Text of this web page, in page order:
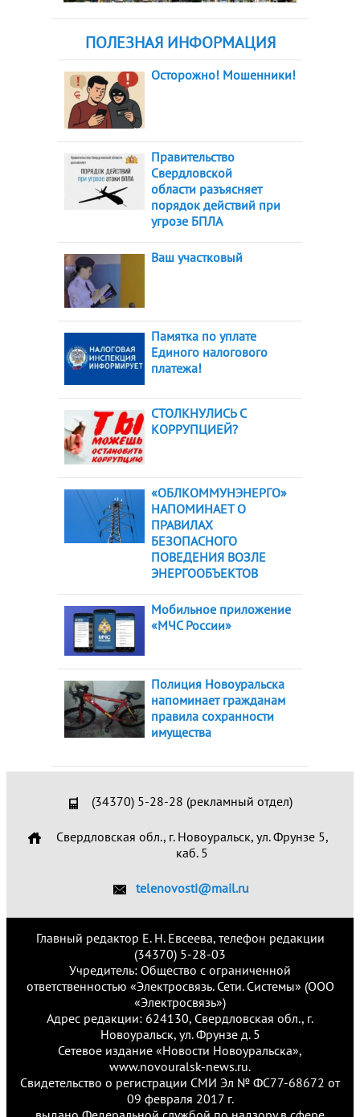
ПОЛЕЗНАЯ ИНФОРМАЦИЯ
Осторожно! Мошенники!
Правительство
Свердловской
области разъясняет
порядок действий при
угрозе БПЛА
Ваш участковый
Памятка по уплате
Единого налогового
платежа!
СТОЛКНУЛИСЬ С
КОРРУПЦИЕЙ?
«ОБЛКОММУНЭНЕРГО»
НАПОМИНАЕТ О
ПРАВИЛАХ
БЕЗОПАСНОГО
ПОВЕДЕНИЯ ВОЗЛЕ
ЭНЕРГООБЪЕКТОВ
Мобильное приложение
«МЧС России»
Полиция Новоуральска
напоминает гражданам
правила сохранности
имущества
(34370) 5-28-28 (рекламный отдел)
Свердловская обл., г. Новоуральск, ул. Фрунзе 5,
каб. 5
telenovosti@mail.ru
Главный редактор Е. Н. Евсеева, телефон редакции
(34370) 5-28-03
Учредитель: Общество с ограниченной
ответственностью «Электросвязь. Сети. Системы» (ООО
«Электросвязь»)
Адрес редакции: 624130, Свердловская обл., г.
Новоуральск, ул. Фрунзе д. 5
Сетевое издание «Новости Новоуральска»,
www.novouralsk-news.ru.
Свидетельство о регистрации СМИ Эл № ФС77-68672 от
09 февраля 2017 г.